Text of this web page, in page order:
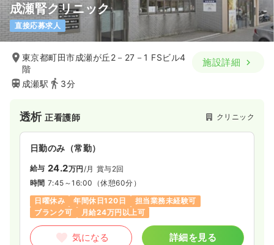
成瀬腎クリニック
直接応募求人
東京都町田市成瀬が丘2－27－1 FSビル4
階
成瀬駅
3分
施設詳細
透析正看護師 クリニック
日勤のみ（常勤）
給与 24.2万円/月 賞与2回
時間 7:45～16:00 （休憩60分）
日曜休み
年間休日120日
担当業務未経験可
ブランク可
月給24万円以上可
気になる 詳細を見る